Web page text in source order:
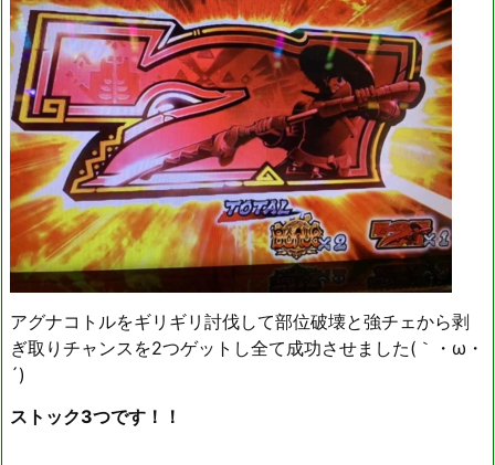
アグナコトルをギリギリ討伐して部位破壊と強チェから剥
ぎ取りチャンスを2つゲットし全て成功させました(｀・ω・
´)ゞ
ストック3つです！！